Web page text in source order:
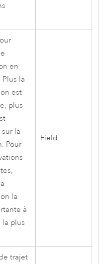
en
la
est
plus
la
Pour
la
à
la plus
Field
trajet